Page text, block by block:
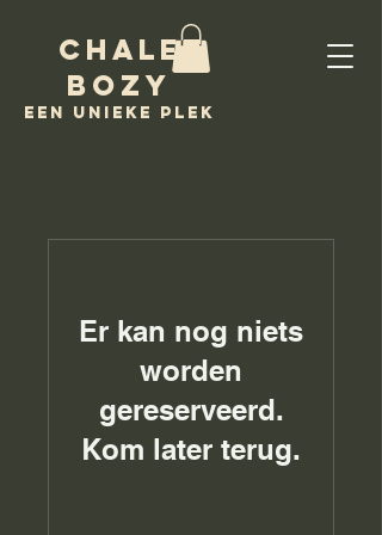
Chalet
Bozy
een unieke plek
Er kan nog niets
worden
gereserveerd.
Kom later terug.